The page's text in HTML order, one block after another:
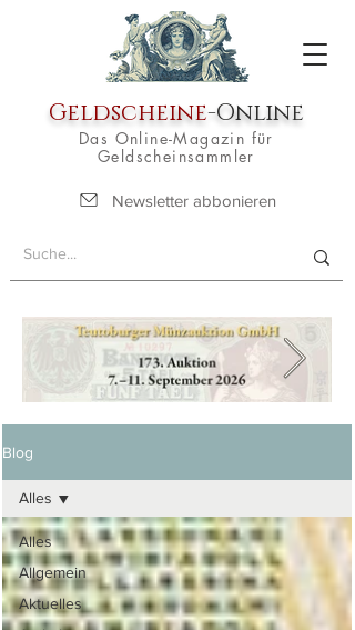
Geldscheine-Online
Das Online-Magazin für
Geldscheinsammler
Newsletter abbonieren
Blog
Alles
Allgemein
Aktuelles
Alles